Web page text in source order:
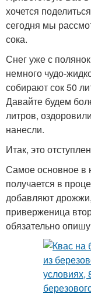
хочется
сегодня мы
сока.
Снег уже с
немного чудо-
собирают сок 50
Давайте будем
литров,
нанесли.
Итак, это
Самое основное в
получается в
добавляют
приверженица
обязательно